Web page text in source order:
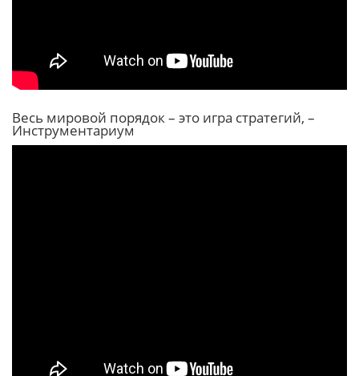
Весь мировой порядок – это игра стратегий, –
Инструментариум